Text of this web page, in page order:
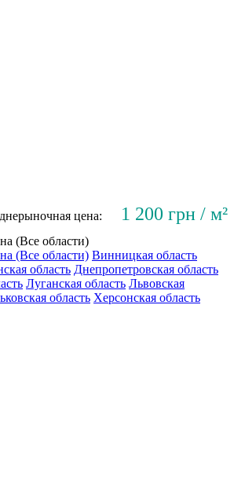
цена: 1 200 грн / м²
(Все области)
(Все области) Винницкая область
область Днепропетровская область
Луганская область Львовская
область Херсонская область